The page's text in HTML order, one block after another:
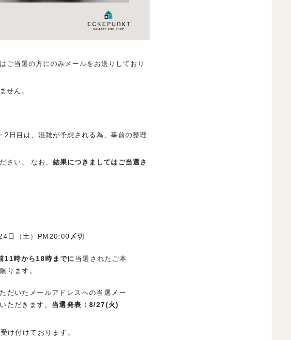
ご当選の方にのみメールをお送りしており
せん。
日目は、混雑が予想される為、事前の整理
さい。 なお、 結果につきましてはご当選さ
日（土）PM20:00〆切
11時から18時までに 当選されたご本
ります。
だいたメールアドレスへの当選メー
ただきます。 当選発表：8/27(火)
け付けております。